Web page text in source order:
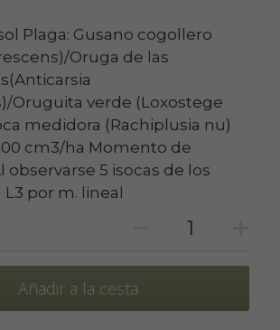
Plaga: Gusano cogollero
Oruga de las
Oruguita verde (Loxostege
medidora (Rachiplusia nu)
cm3/ha Momento de
observarse 5 isocas de los
L3 por m. lineal
Añadir a la cesta